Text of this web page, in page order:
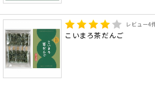
レビュー4
こいまろ茶だんご